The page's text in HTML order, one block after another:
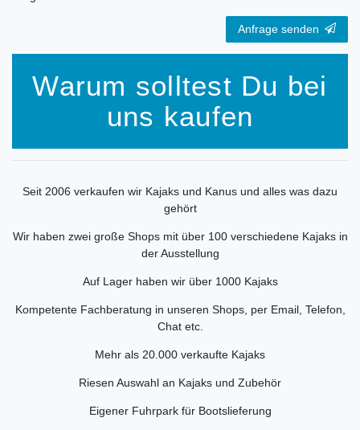
Anfrage senden
Warum solltest Du bei
uns kaufen
Seit 2006 verkaufen wir Kajaks und Kanus und alles was dazu
gehört
Wir haben zwei große Shops mit über 100 verschiedene Kajaks in
der Ausstellung
Auf Lager haben wir über 1000 Kajaks
Kompetente Fachberatung in unseren Shops, per Email, Telefon,
Chat etc.
Mehr als 20.000 verkaufte Kajaks
Riesen Auswahl an Kajaks und Zubehör
Eigener Fuhrpark für Bootslieferung